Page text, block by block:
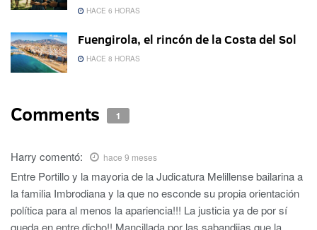
HACE 6 HORAS
Fuengirola, el rincón de la Costa del Sol
HACE 8 HORAS
Comments 1
Harry comentó: hace 9 meses
Entre Portillo y la mayoria de la Judicatura Melillense bailarina a
la familia Imbrodiana y la que no esconde su propia orientación
política para al menos la apariencia!!! La justicia ya de por sí
queda en entre dicho!! Mancillada por las sabandijas que la